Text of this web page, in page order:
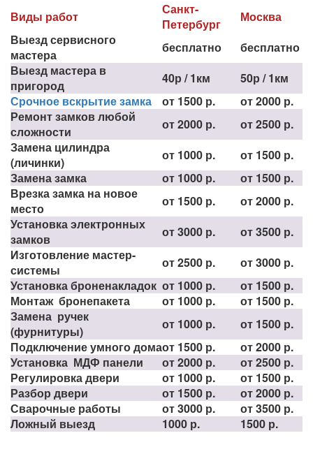
Виды работ
Санкт-
Петербург
Москва
Выезд сервисного
мастера
бесплатно
бесплатно
Выезд мастера в
пригород
40р / 1км
50р / 1км
Срочное вскрытие замка
от 1500 р.
от 2000 р.
Ремонт замков любой
сложности
от 2000 р.
от 2500 р.
Замена цилиндра
(личинки)
от 1000 р.
от 1500 р.
Замена замка
от 1000 р.
от 1500 р.
Врезка замка на новое
место
от 1500 р.
от 2000 р.
Установка электронных
замков
от 3000 р.
от 3500 р.
Изготовление мастер-
системы
от 2500 р.
от 3000 р.
Установка броненакладок от 1000 р.
от 1500 р.
Монтаж бронепакета
от 1000 р.
от 1500 р.
Замена ручек
(фурнитуры)
от 1000 р.
от 1500 р.
Подключение умного домаот 1500 р.
от 2000 р.
Установка МДФ панели
от 2000 р.
от 2500 р.
Регулировка двери
от 1000 р.
от 1500 р.
Разбор двери
от 1500 р.
от 2000 р.
Сварочные работы
от 3000 р.
от 3500 р.
Ложный выезд
1000 р. 1500 р.